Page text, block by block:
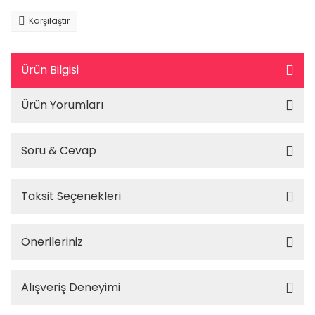
Karşılaştır
Ürün Bilgisi
Ürün Yorumları
Soru & Cevap
Taksit Seçenekleri
Önerileriniz
Alışveriş Deneyimi